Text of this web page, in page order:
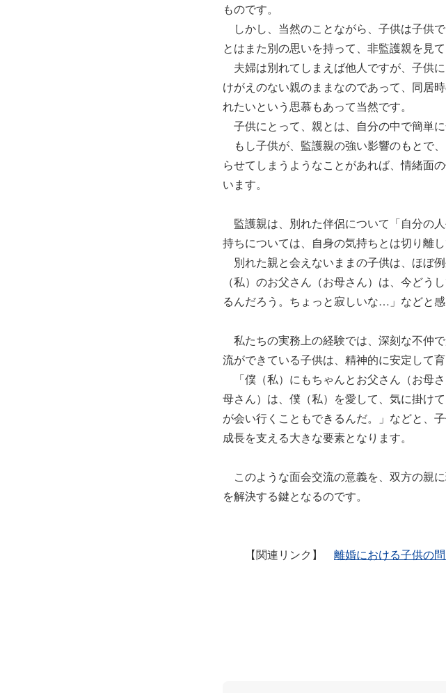
ものです。
しかし、当然のことながら、子供は子供
とはまた別の思いを持って、非監護親を見
夫婦は別れてしまえば他人ですが、子供
けがえのない親のままなのであって、同居
れたいという思慕もあって当然です。
子供にとって、親とは、自分の中で簡単
もし子供が、監護親の強い影響のもとで
らせてしまうようなことがあれば、情緒面
います。
監護親は、別れた伴侶について「自分の
持ちについては、自身の気持ちとは切り離
別れた親と会えないままの子供は、ほぼ
（私）のお父さん（お母さん）は、今どう
るんだろう。ちょっと寂しいな…」などと感
私たちの実務上の経験では、深刻な不仲
流ができている子供は、精神的に安定して
「僕（私）にもちゃんとお父さん（お母
母さん）は、僕（私）を愛して、気に掛け
が会い行くこともできるんだ。」などと、
成長を支える大きな要素となります。
このような面会交流の意義を、双方の親
を解決する鍵となるのです。
弁護士
【関連リンク】 離婚における子供の